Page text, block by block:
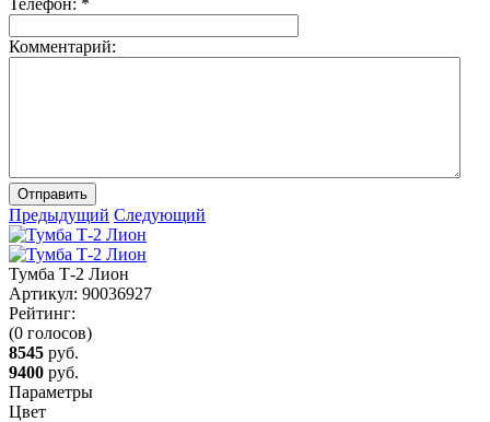
Комментарий:
Отправить
Предыдущий Следующий
Тумба Т-2 Лион
Артикул: 90036927
Рейтинг:
(0 голосов)
8545 руб.
9400 руб.
Параметры
Цвет